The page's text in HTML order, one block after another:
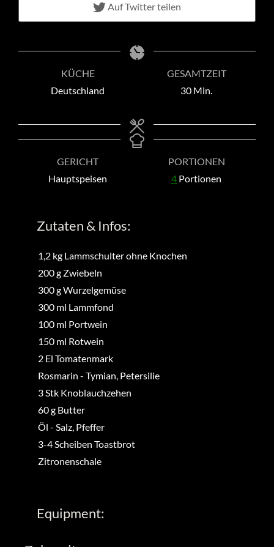
Auf Twitter teilen
KÜCHE
Deutschland
GESAMTZEIT
30Minuten
Min.
GERICHT
Hauptspeisen
PORTIONEN
4 Portionen
Zutaten & Infos:
1,2 kg Lammschulter ohne Knochen
200g Zwiebeln
300gWurzelgemüse
300 ml Lammfond
100 ml Portwein
150 ml Rotwein
2 El Tomatenmark
Rosmarin - Tymian, Petersilie
3Stk Knoblauchzehen
60g Butter
Öl - Salz, Pfeffer
3-4Scheiben Toastbrot
Zitronenschale
Equipment: